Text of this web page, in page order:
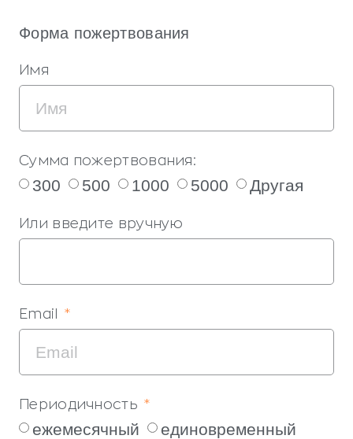
Форма пожертвования
Имя
Сумма пожертвования:
300 500 1000 5000 Другая
Или введите вручную
Email
Периодичность
ежемесячный единовременный